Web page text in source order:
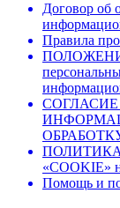
Договор об
Правила
ПОЛОЖЕНИЕ
ПОЛИТИКА
«COOKIE»
Помощь и